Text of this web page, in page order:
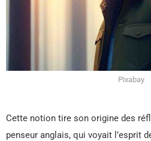
Pixabay
Cette notion tire son origine des
penseur anglais, qui voyait l’esprit